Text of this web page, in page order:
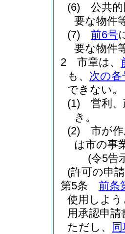
(6)
公共
要な物件
(7)
前6号
要な物件
2
市章は、
も、 次の各
できない。
(1)
営利
き。
(2)
市が
は市の事
(令5告
(許可の申
第5条
前条
使用しよ
用承認申請
ただし、